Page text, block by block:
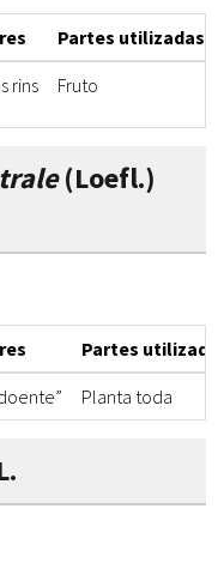
Partes utilizadas
rins Fruto
(Loefl.)
Partes
Planta toda